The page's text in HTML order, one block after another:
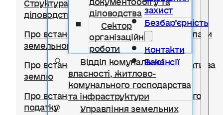
діловодства
Сектор
організаційної
роботи
Відділ комунальної
власності, житлово-
комунального господарства
та інфраструктури
Управління земельних
захист
Безбар’єрність
Контакти
Вакансії
діловодства та організаційної роботи
Про встановлення ставок та пільг із сплати
земельного податку
Про встановлення ставок орендної плати за
землю
Про встановлення ставки транспортного
податку